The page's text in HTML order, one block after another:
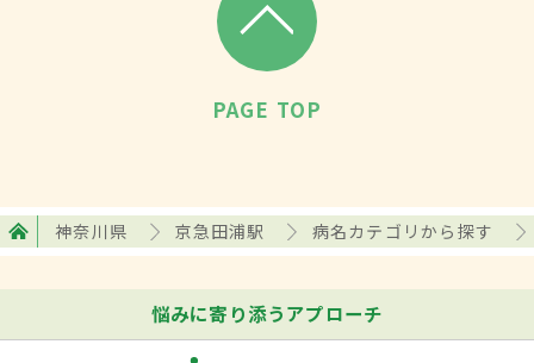
PAGE TOP
神奈川県 京急田浦駅 病名カテゴリから探す
悩みに寄り添うアプローチ